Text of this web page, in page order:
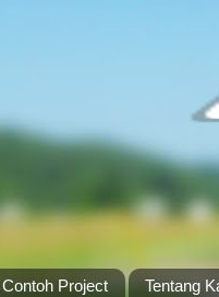
Contoh Project Tentang